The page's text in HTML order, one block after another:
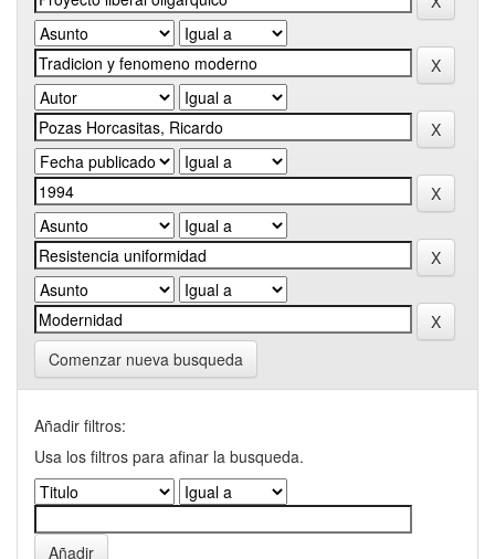
Comenzar nueva busqueda
Añadir filtros:
Usa los filtros para afinar la busqueda.